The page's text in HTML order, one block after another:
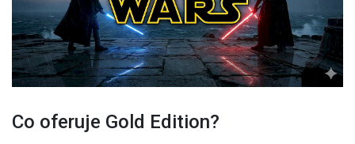
Co oferuje Gold Edition?